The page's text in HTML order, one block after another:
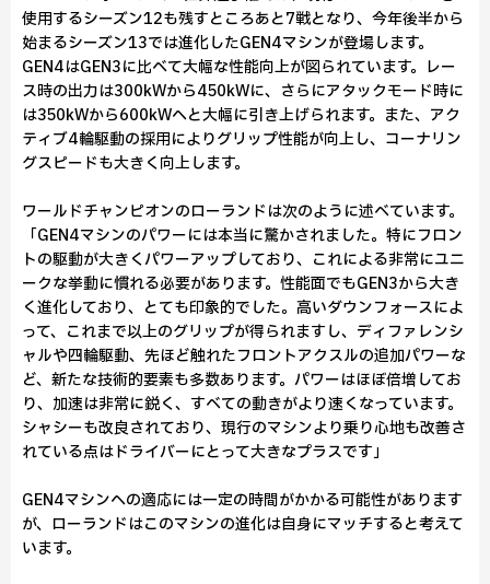
使用するシーズン12も残すところあと7戦となり、今年後半から
始まるシーズン13では進化したGEN4マシンが登場します。
GEN4はGEN3に比べて大幅な性能向上が図られています。レー
ス時の出力は300kWから450kWに、さらにアタックモード時に
は350kWから600kWへと大幅に引き上げられます。また、アク
ティブ4輪駆動の採用によりグリップ性能が向上し、コーナリン
グスピードも大きく向上します。
ワールドチャンピオンのローランドは次のように述べています。
「GEN4マシンのパワーには本当に驚かされました。特にフロン
トの駆動が大きくパワーアップしており、これによる非常にユニ
ークな挙動に慣れる必要があります。性能面でもGEN3から大き
く進化しており、とても印象的でした。高いダウンフォースによ
って、これまで以上のグリップが得られますし、ディファレンシ
ャルや四輪駆動、先ほど触れたフロントアクスルの追加パワーな
ど、新たな技術的要素も多数あります。パワーはほぼ倍増してお
り、加速は非常に鋭く、すべての動きがより速くなっています。
シャシーも改良されており、現行のマシンより乗り心地も改善さ
れている点はドライバーにとって大きなプラスです」
GEN4マシンへの適応には一定の時間がかかる可能性があります
が、ローランドはこのマシンの進化は自身にマッチすると考えて
います。